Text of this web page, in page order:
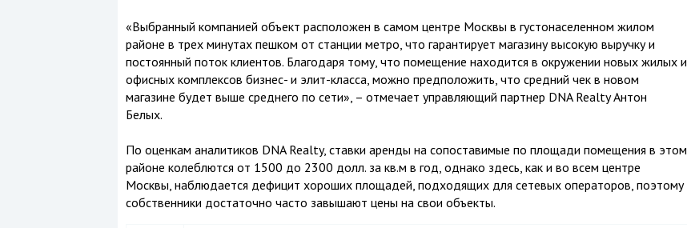
«Выбранный компанией объект расположен в самом центре Москвы в густонаселенном жилом
районе в трех минутах пешком от станции метро, что гарантирует магазину высокую выручку и
постоянный поток клиентов. Благодаря тому, что помещение находится в окружении новых жилых и
офисных комплексов бизнес- и элит-класса, можно предположить, что средний чек в новом
магазине будет выше среднего по сети», – отмечает управляющий партнер DNA Realty Антон
Белых.
По оценкам аналитиков DNA Realty, ставки аренды на сопоставимые по площади помещения в этом
районе колеблются от 1500 до 2300 долл. за кв.м в год, однако здесь, как и во всем центре
Москвы, наблюдается дефицит хороших площадей, подходящих для сетевых операторов, поэтому
собственники достаточно часто завышают цены на свои объекты.